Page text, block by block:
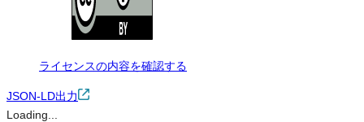
ライセンスの内容を確認する
JSON-LD出力
Loading...